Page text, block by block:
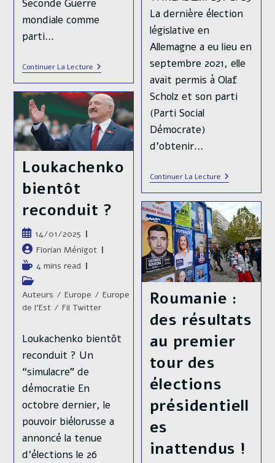
Seconde Guerre
mondiale comme
parti…
Continuer La LectureAllemagne
:
L’heure
Du
Choix
🗳️
La dernière élection
législative en
Allemagne a eu lieu en
septembre 2021, elle
avait permis à Olaf
Scholz et son parti
(Parti Social
Démocrate)
d’obtenir…
Continuer La LectureLes
Élections
Législatives
Anticipées
En
Allemagne
Loukachenko
bientôt
reconduit ?
Publication
publiée :
14/01/2025
Auteur/autrice
de
la
publication :
Florian Ménigot
Temps
de
lecture :
4 mins read
Post
category:
Auteurs / Europe / Europe
de l'Est / Fil Twitter
Loukachenko bientôt
reconduit ? Un
“simulacre” de
démocratie En
octobre dernier, le
pouvoir biélorusse a
annoncé la tenue
d’élections le 26
Roumanie :
des résultats
au premier
tour des
élections
présidentiell
es
inattendus !